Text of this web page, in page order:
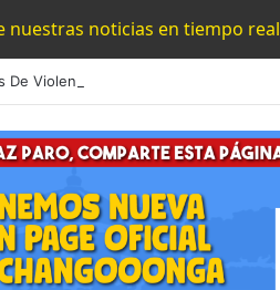
nuestras noticias en tiempo real